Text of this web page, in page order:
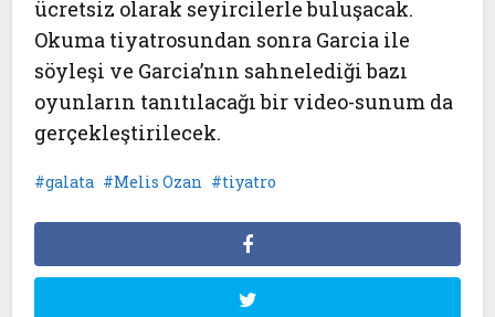
ücretsiz olarak seyircilerle buluşacak.
Okuma tiyatrosundan sonra Garcia ile
söyleşi ve Garcia’nın sahnelediği bazı
oyunların tanıtılacağı bir video-sunum da
gerçekleştirilecek.
galata Melis Ozan tiyatro